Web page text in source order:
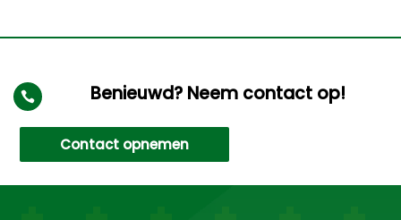
 Benieuwd? Neem contact op!
Contact opnemen